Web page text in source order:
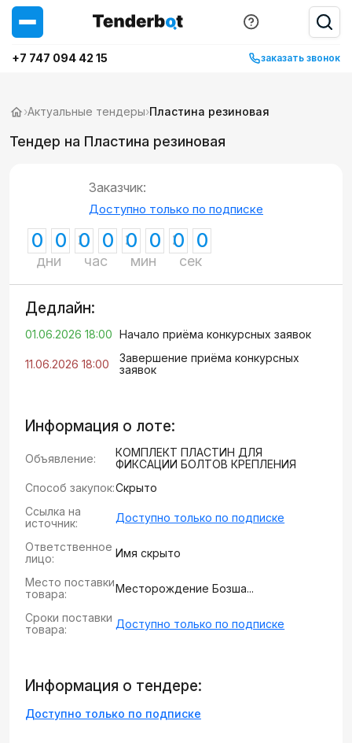
+7 747 094 42 15 заказать звонок
›Актуальные тендеры›Пластина резиновая
Тендер на Пластина резиновая
Заказчик:
Доступно только по подписке
0 0
дни
0 0
час
0 0
мин
0 0
сек
Дедлайн:
01.06.2026 18:00 Начало приёма конкурсных заявок
11.06.2026 18:00
Завершение приёма конкурсных
заявок
Информация о лоте:
Объявление:
КОМПЛЕКТ ПЛАСТИН ДЛЯ
ФИКСАЦИИ БОЛТОВ КРЕПЛЕНИЯ
Способ закупок:Скрыто
Ссылка на
источник:
Доступно только по подписке
Ответственное
лицо:
Имя скрыто
Место поставки
товара:
Месторождение Бозша...
Сроки поставки
товара:
Доступно только по подписке
Информация о тендере:
Доступно только по подписке